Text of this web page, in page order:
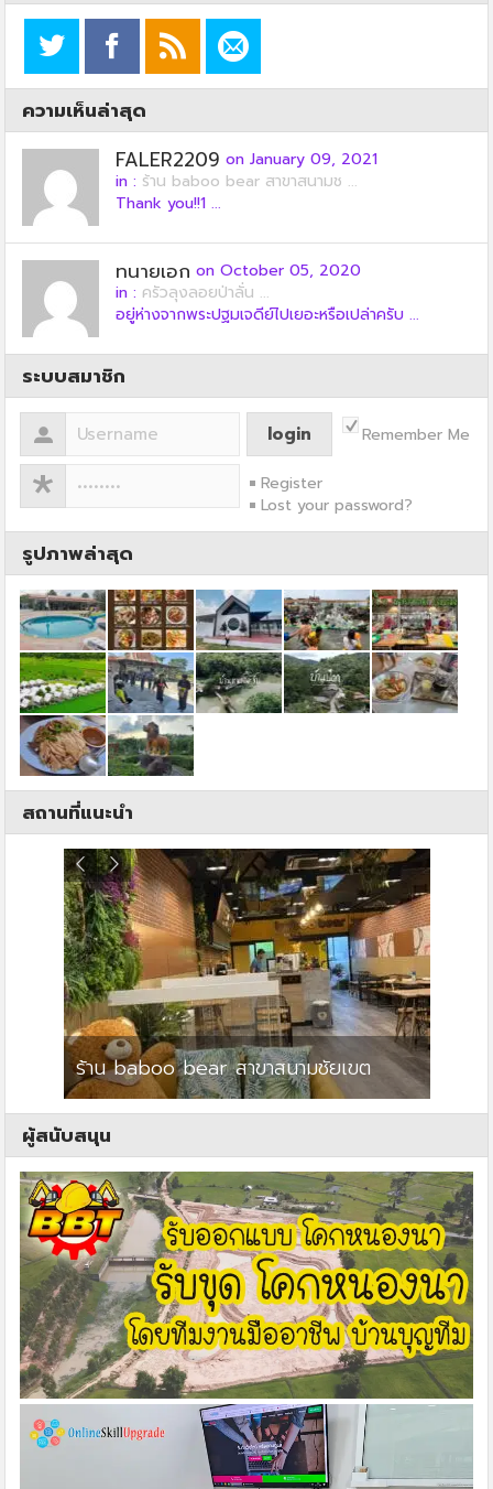
ความเห็นล่าสุด
FALER2209 on January 09, 2021
in : ร้าน baboo bear สาขาสนามช ...
Thank you!!1 ...
ทนายเอก on October 05, 2020
in : ครัวลุงลอยป่าลั่น ...
อยู่ห่างจากพระปฐมเจดีย์ไปเยอะหรือเปล่าครับ ...
ระบบสมาชิก
Remember Me
Register
Lost your password?
รูปภาพล่าสุด
สถานที่แนะนำ
ร้าน baboo bear สาขาสนามชัยเขต
ผู้สนับสนุน